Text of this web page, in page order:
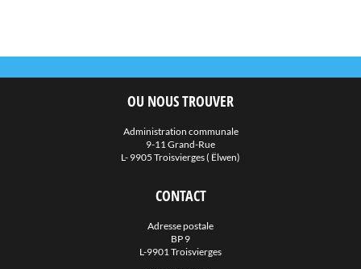
OU NOUS TROUVER
Administration communale
9-11 Grand-Rue
L- 9905 Troisvierges ( Ëlwen)
CONTACT
Adresse postale
BP 9
L-9901 Troisvierges